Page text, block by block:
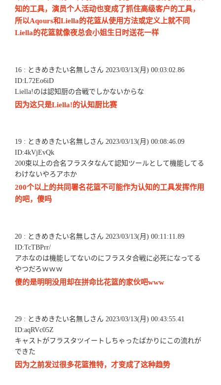
知的工具，演员个人活动也变成了抓住高级客户的工具，
所以Aqours和Liella的花篮从使用方法或定义上就不同
Liella的花篮就像夜总会小姐生日时送花一样
16 : ときめきたい名無しさん 2023/03/13(月) 00:03:02.86
ID:L72Eo6iD
Liella!のは認知厨の合戦でしかないからな
因为这只是Liella!的认知厨比赛
19 : ときめきたい名無しさん 2023/03/13(月) 00:08:46.09
ID:4kVjEvQk
200束以上の合名フラスタなんて認知ツールとして機能してる
わけないやろアホか
200个以上的共同署名花篮不可能作为认知的工具发挥作用
的吧，傻吗
20 : ときめきたい名無しさん 2023/03/13(月) 00:11:11.89
ID:TcTBPrr/
アホなのは機能してないのにフラスタ合戦に必死になってる
やつだろｗｗｗ
傻的是明明没用却在拼命比花篮的家伙吧www
29 : ときめきたい名無しさん 2023/03/13(月) 00:43:55.41
ID:aqRVc05Z
キャストがフラスタツイートしちゃったばかりにこの流れが
できた
因为之前发过很多花篮推特，才变成了这种趋势